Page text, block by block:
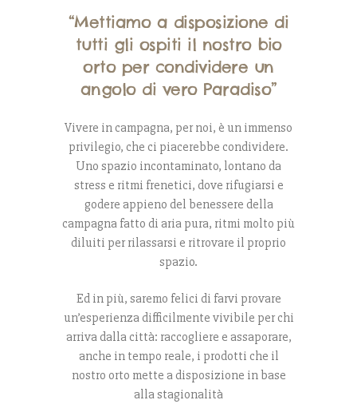
“Mettiamo a disposizione di
tutti gli ospiti il nostro bio
orto per condividere un
angolo di vero Paradiso”
Vivere in campagna, per noi, è un immenso
privilegio, che ci piacerebbe condividere.
Uno spazio incontaminato, lontano da
stress e ritmi frenetici, dove rifugiarsi e
godere appieno del benessere della
campagna fatto di aria pura, ritmi molto più
diluiti per rilassarsi e ritrovare il proprio
spazio.
Ed in più, saremo felici di farvi provare
un’esperienza difficilmente vivibile per chi
arriva dalla città: raccogliere e assaporare,
anche in tempo reale, i prodotti che il
nostro orto mette a disposizione in base
alla stagionalità